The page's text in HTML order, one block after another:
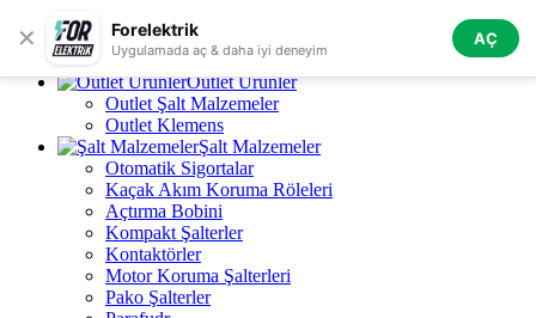
✕ Forelektrik
Uygulamada aç & daha iyi deneyim
AÇ
Skip to navigation Skip to main content
Tüm Kategoriler
Outlet Ürünler
Outlet Şalt Malzemeler
Outlet Klemens
Şalt Malzemeler
Otomatik Sigortalar
Kaçak Akım Koruma Röleleri
Açtırma Bobini
Kompakt Şalterler
Kontaktörler
Motor Koruma Şalterleri
Pako Şalterler